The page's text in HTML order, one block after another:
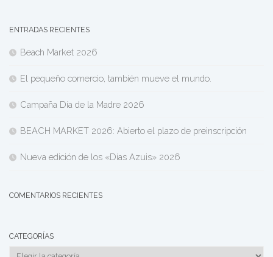
ENTRADAS RECIENTES
Beach Market 2026
El pequeño comercio, también mueve el mundo.
Campaña Día de la Madre 2026
BEACH MARKET 2026: Abierto el plazo de preinscripción
Nueva edición de los «Días Azuis» 2026
COMENTARIOS RECIENTES
CATEGORÍAS
Categorías